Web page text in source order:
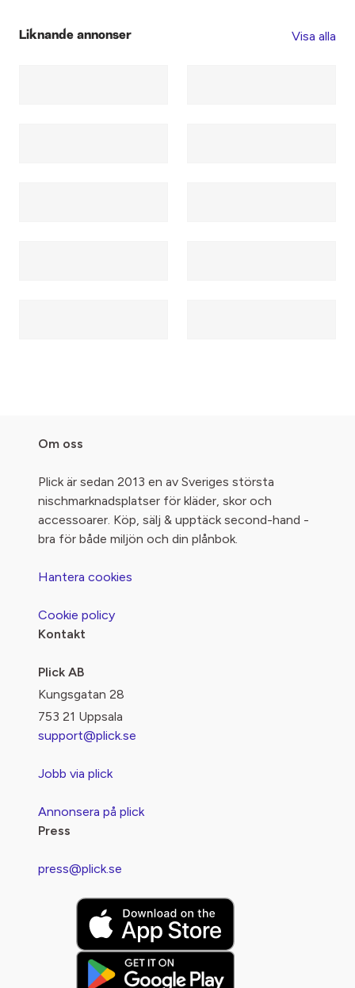
Liknande annonser Visa alla
Om oss
Plick är sedan 2013 en av Sveriges största
nischmarknadsplatser för kläder, skor och
accessoarer. Köp, sälj & upptäck second-hand -
bra för både miljön och din plånbok.
Hantera cookies
Cookie policy
Kontakt
Plick AB
Kungsgatan 28
753 21 Uppsala
support@plick.se
Jobb via plick
Annonsera på plick
Press
press@plick.se